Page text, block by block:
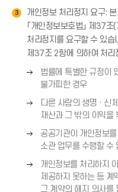
3
개인정보 처리정지 요구:
「개인정보보호법」 제37
처리정지를 요구할 수 있
제37조 2항에 의하여 처리
오
른
쪽
화
살
표
(
→
)
법률에 특별한 규정이
불가피한 경우
오
른
쪽
화
살
표
(
→
다른 사람의 생명ㆍ신
재산과 그 밖의 이익을
오
른
쪽
화
살
공공기관이 개인정보
소관 업무를 수행할 수
오
른
쪽
개인정보를 처리하지
제공하지 못하는 등 계
그 계약의 해지 의사를